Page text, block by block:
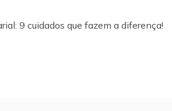
9 cuidados que fazem a diferença!